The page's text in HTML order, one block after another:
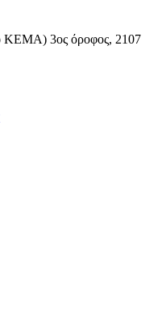
ΚΕΜΑ) 3ος όροφος, 2107